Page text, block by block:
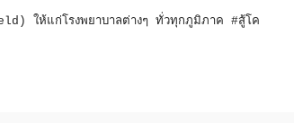
ให้แก่โรงพยาบาลต่างๆ ทั่วทุกภูมิภาค #สู้โค